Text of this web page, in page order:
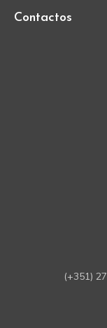
Contactos
(+351)